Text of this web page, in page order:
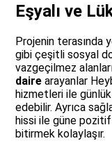
Eşyalı ve
Projenin terasında
gibi çeşitli sosyal
vazgeçilmez alanları
daire arayanlar
hizmetleri ile günlük
edebilir. Ayrıca
hissi ile güne
bitirmek kolaylaşır.